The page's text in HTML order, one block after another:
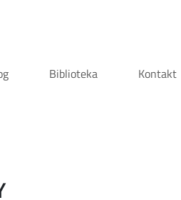
Biblioteka Kontakt